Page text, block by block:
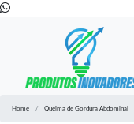
Home Queima de Gordura Abdominal